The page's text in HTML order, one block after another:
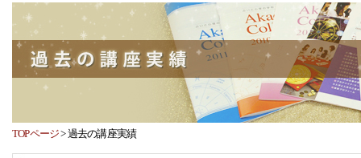
TOPページ>過去の講座実績